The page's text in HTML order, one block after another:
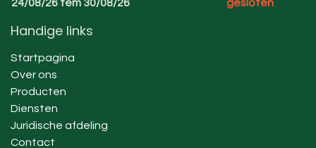
24/08/26 tem 30/08/26
gesloten
Handige links
Startpagina
Over ons
Producten
Diensten
Juridische afdeling
Contact